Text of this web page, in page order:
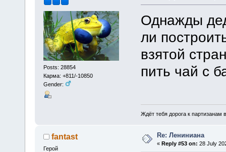
Posts: 28854
Карма: +811/-10850
Gender:
Однажды
ли
взятой
пить чай с
Ждёт тебя дорога к партизанам
fantast
Герой
Re: Лениниана
«Reply #53 on: 28 July